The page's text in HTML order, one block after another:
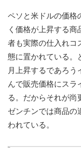
ペソと米ドルの価格
く価格が上昇する
者も実際の仕入れコ
態に置かれている。
月上昇するであろう
んで販売価格にスラ
る。だからそれが尚
ゼンチンでは商品の
われている。